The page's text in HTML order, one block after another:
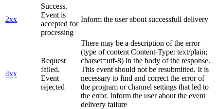
2xx
Success.
Event is
accepted for
processing
Inform the user about successfull delivery
4xx
Request
failed.
Event
rejected
There may be a description of the error
(type of content Content-Type: text/plain;
charset=utf-8) in the body of the response.
This event should not be resubmitted. It is
necessary to find and correct the error of
the program or channel settings that led to
the error. Inform the user about the event
delivery failure